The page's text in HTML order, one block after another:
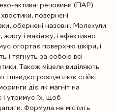
активні речовини (ПАР).
повернені
обернені назовні. Молекули
і макіяжу, і ефективно
огортає поверхню шкіри, і
і тягнуть за собою всі
Також міцели виділяють
і швидко розщеплює стійкі
діє як магніт на
і утримує їх, щоб
Формула не містить